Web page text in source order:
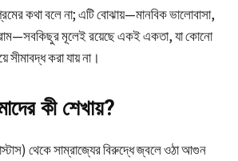
কথা বলে না; এটি বোঝায়—মানবিক ভালোবাসা,
মূলেই রয়েছে একই একতা, যা কোনো
সীমাবদ্ধ করা যায় না।
কী শেখায়?
থেকে সাম্রাজ্যের বিরুদ্ধে জ্বলে ওঠা আগুন